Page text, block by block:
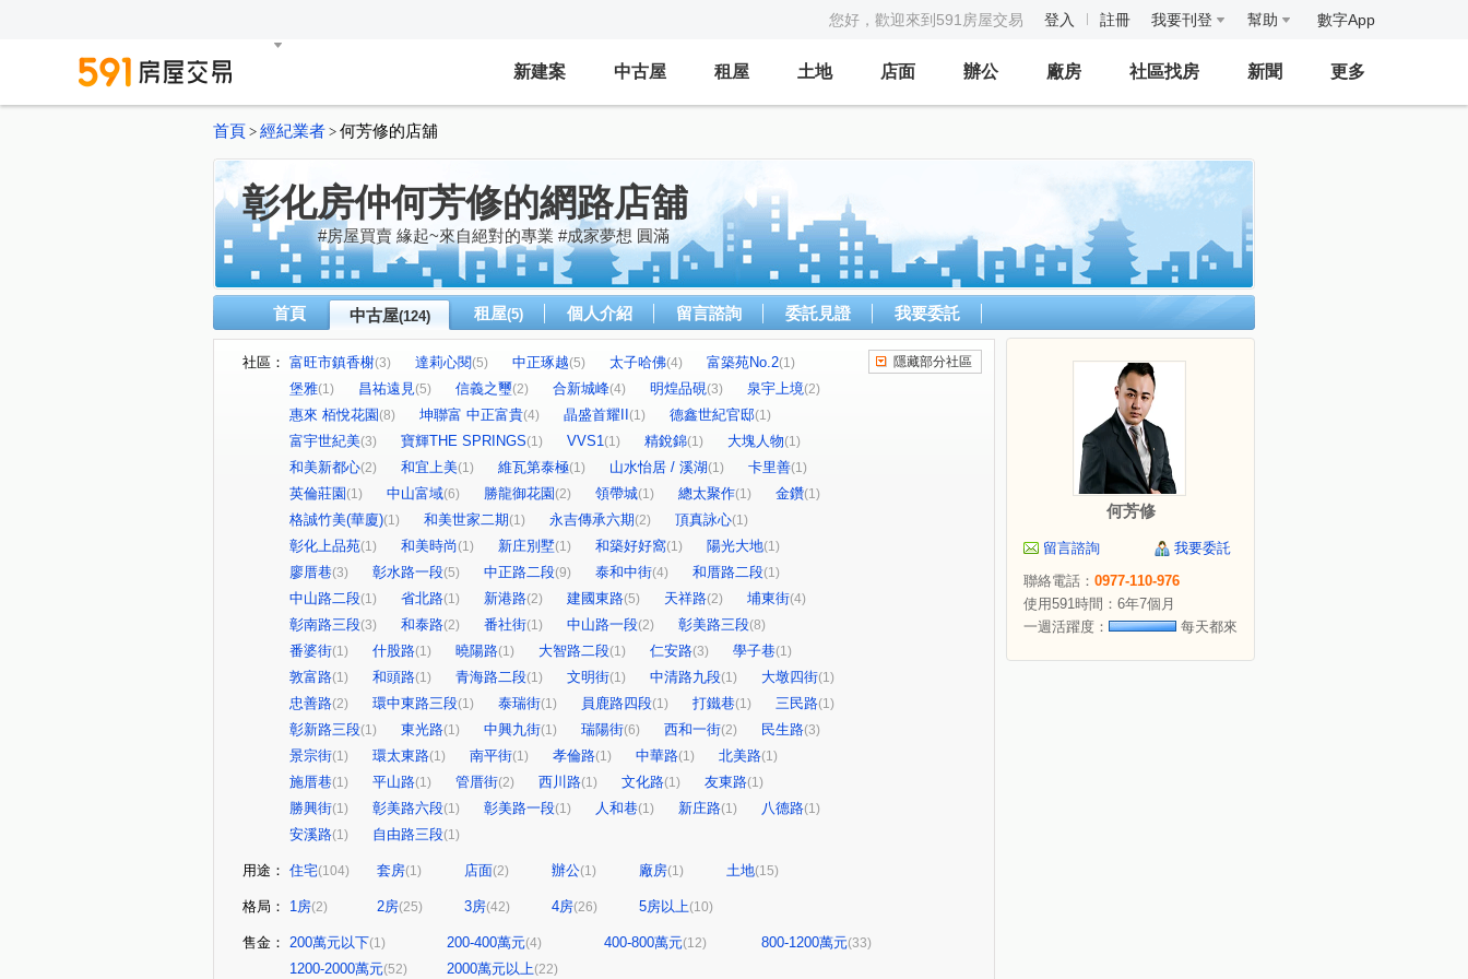
您好，歡迎來到591房屋交易 登入 註冊 我要刊登 幫助 數字App
新建案 中古屋 租屋 土地 店面 辦公 廠房 社區找房 新聞 更多
首頁 > 經紀業者 > 何芳修的店舖
彰化房仲何芳修的網路店舖
#房屋買賣 緣起~來自絕對的專業 #成家夢想 圓滿
首頁 中古屋(124) 租屋(5) 個人介紹 留言諮詢 委託見證 我要委託
社區： 富旺市鎮香榭(3) 達莉心閱(5) 中正琢越(5) 太子哈佛(4) 富築苑No.2(1)
堡雅(1) 昌祐遠見(5) 信義之璽(2) 合新城峰(4) 明煌品硯(3) 泉宇上境(2)
惠來 栢悅花園(8) 坤聯富 中正富貴(4) 晶盛首耀II (1) 德鑫世紀官邸(1)
富宇世紀美(3) 寶輝THE SPRINGS(1) VVS1(1) 精銳錦(1) 大塊人物(1)
和美新都心(2) 和宜上美(1) 維瓦第泰極(1) 山水怡居 / 溪湖(1) 卡里善(1)
英倫莊園 (1) 中山富域(6) 勝龍御花園 (2) 領帶城(1) 總太聚作(1) 金鑽(1)
格誠竹美(華廈)(1) 和美世家二期(1) 永吉傳承六期(2) 頂真詠心(1)
彰化上品苑(1) 和美時尚(1) 新庄別墅(1) 和築好好窩(1) 陽光大地(1)
廖厝巷(3) 彰水路一段(5) 中正路二段(9) 泰和中街(4) 和厝路二段(1)
中山路二段(1) 省北路(1) 新港路(2) 建國東路(5) 天祥路(2) 埔東街(4)
彰南路三段(3) 和泰路(2) 番社街(1) 中山路一段(2) 彰美路三段(8)
番婆街(1) 什股路(1) 曉陽路(1) 大智路二段(1) 仁安路(3) 學子巷(1)
敦富路(1) 和頭路(1) 青海路二段(1) 文明街(1) 中清路九段(1) 大墩四街(1)
忠善路(2) 環中東路三段(1) 泰瑞街(1) 員鹿路四段(1) 打鐵巷(1) 三民路(1)
彰新路三段(1) 東光路(1) 中興九街(1) 瑞陽街(6) 西和一街(2) 民生路(3)
景宗街(1) 環太東路(1) 南平街(1) 孝倫路(1) 中華路(1) 北美路(1)
施厝巷(1) 平山路(1) 管厝街(2) 西川路(1) 文化路(1) 友東路(1)
勝興街(1) 彰美路六段(1) 彰美路一段(1) 人和巷(1) 新庄路(1) 八德路(1)
安溪路(1) 自由路三段(1)
隱藏部分社區
用途： 住宅(104) 套房(1) 店面(2) 辦公(1) 廠房(1) 土地(15)
格局： 1房(2) 2房(25) 3房(42) 4房(26) 5房以上(10)
售金： 200萬元以下(1) 200-400萬元(4) 400-800萬元(12) 800-1200萬元(33)
1200-2000萬元(52) 2000萬元以上(22)
何芳修
留言諮詢
我要委託
聯絡電話： 0977-110-976
使用591時間：6年7個月
一週活躍度：
每天都來